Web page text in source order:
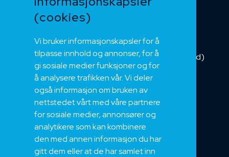
(cookies)
Vi bruker informasjonskapsler for å
tilpasse innhold og annonser, for å
gi sosiale medier funksjoner og for
å analysere trafikken vår. Vi deler
også informasjon om bruken av
nettstedet vårt med våre partnere
for sosiale medier, annonsører og
analytikere som kan kombinere
den med annen informasjon du har
gitt dem eller at de har samlet inn
Installasjonskabel
Kombikabel (Hybrid)
DNV sertifisert
Tilbehør
Om oss
Bærekraft og Åpenhet
Jobb hos oss